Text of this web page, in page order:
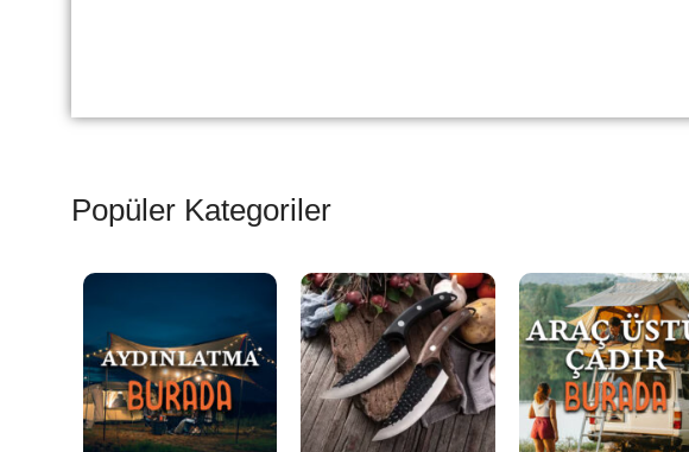
Popüler Kategoriler